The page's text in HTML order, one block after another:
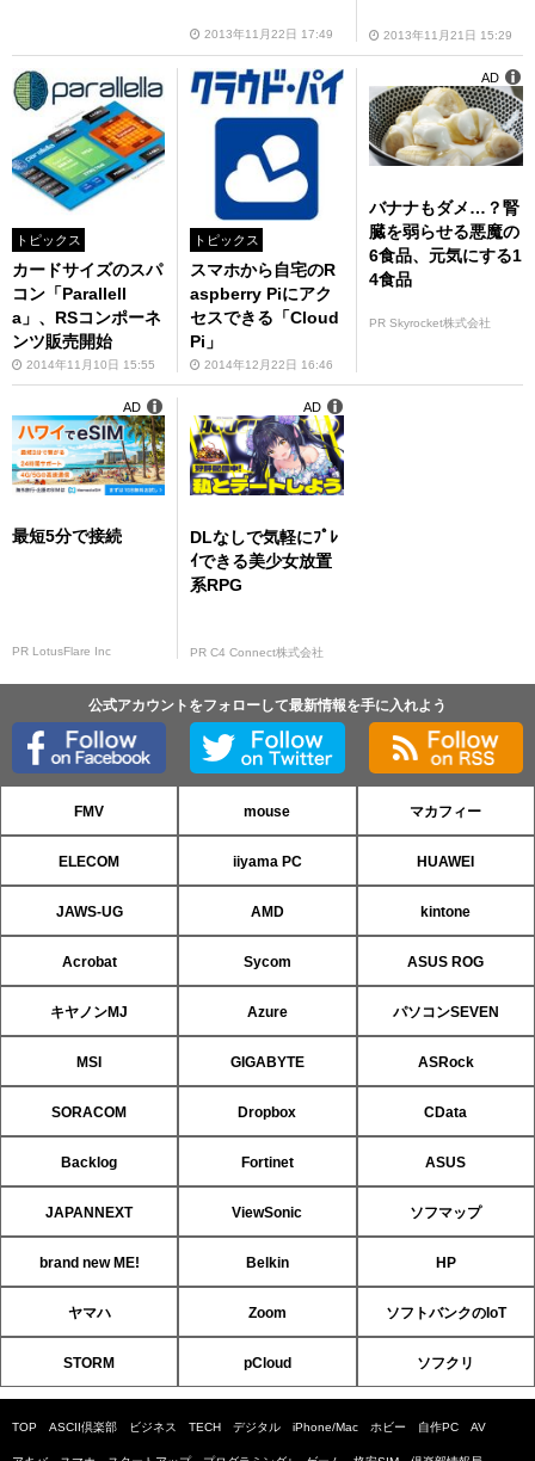
2013年11月22日 17:49 2013年11月21日 15:29
トピックス
カードサイズのスパ
コン「Parallell
a」、RSコンポーネ
ンツ販売開始
2014年11月10日 15:55
トピックス
スマホから自宅のR
aspberry Piにアク
セスできる「Cloud
Pi」
2014年12月22日 16:46
バナナもダメ…？腎
臓を弱らせる悪魔の
6食品、元気にする1
4食品
PR Skyrocket株式会社
AD
最短5分で接続
PR LotusFlare Inc
AD
DLなしで気軽にﾌﾟﾚ
ｲできる美少女放置
系RPG
PR C4 Connect株式会社
AD
公式アカウントをフォローして最新情報を手に入れよう
FMV mouse マカフィー
ELECOM iiyama PC HUAWEI
JAWS-UG AMD kintone
Acrobat Sycom ASUS ROG
キヤノンMJ Azure パソコンSEVEN
MSI GIGABYTE ASRock
SORACOM Dropbox CData
Backlog Fortinet ASUS
JAPANNEXT ViewSonic ソフマップ
brand new ME! Belkin HP
ヤマハ Zoom ソフトバンクのIoT
STORM pCloud ソフクリ
TOP ASCII倶楽部 ビジネス TECH デジタル iPhone/Mac ホビー 自作PC AV